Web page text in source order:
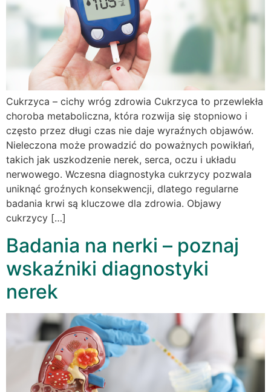
Cukrzyca – cichy wróg zdrowia Cukrzyca to przewlekła
choroba metaboliczna, która rozwija się stopniowo i
często przez długi czas nie daje wyraźnych objawów.
Nieleczona może prowadzić do poważnych powikłań,
takich jak uszkodzenie nerek, serca, oczu i układu
nerwowego. Wczesna diagnostyka cukrzycy pozwala
uniknąć groźnych konsekwencji, dlatego regularne
badania krwi są kluczowe dla zdrowia. Objawy
cukrzycy […]
Badania na nerki – poznaj
wskaźniki diagnostyki
nerek